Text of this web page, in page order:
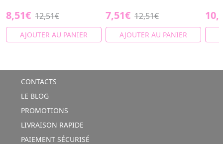
8,51€ 12,51€
AJOUTER AU PANIER
7,51€ 12,51€
AJOUTER AU PANIER
CONTACTS
LE BLOG
PROMOTIONS
LIVRAISON RAPIDE
PAIEMENT SÉCURISÉ